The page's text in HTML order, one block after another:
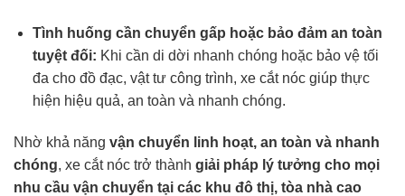
Tình huống cần chuyển gấp hoặc bảo đảm an toàn
tuyệt đối: Khi cần di dời nhanh chóng hoặc bảo vệ tối
đa cho đồ đạc, vật tư công trình, xe cắt nóc giúp thực
hiện hiệu quả, an toàn và nhanh chóng.
Nhờ khả năng vận chuyển linh hoạt, an toàn và nhanh
chóng, xe cắt nóc trở thành giải pháp lý tưởng cho mọi
nhu cầu vận chuyển tại các khu đô thị, tòa nhà cao